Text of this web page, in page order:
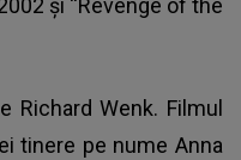
şi “Revenge of the
Richard Wenk. Filmul
tinere pe nume Anna